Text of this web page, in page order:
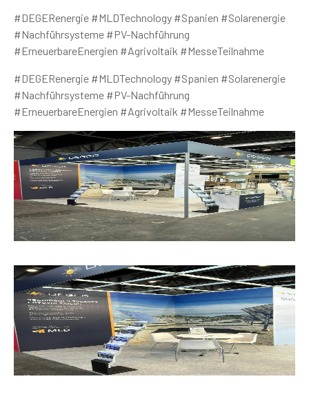
#DEGERenergie #MLDTechnology #Spanien #Solarenergie
#Nachführsysteme #PV-Nachführung
#ErneuerbareEnergien #Agrivoltaik #MesseTeilnahme
#DEGERenergie #MLDTechnology #Spanien #Solarenergie
#Nachführsysteme #PV-Nachführung
#ErneuerbareEnergien #Agrivoltaik #MesseTeilnahme